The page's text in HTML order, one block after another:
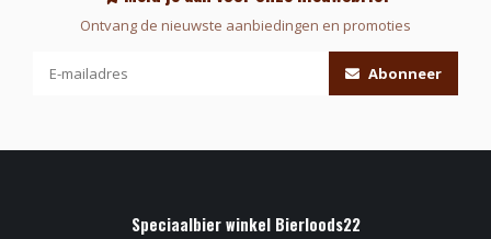
Ontvang de nieuwste aanbiedingen en promoties
Abonneer
Speciaalbier winkel Bierloods22